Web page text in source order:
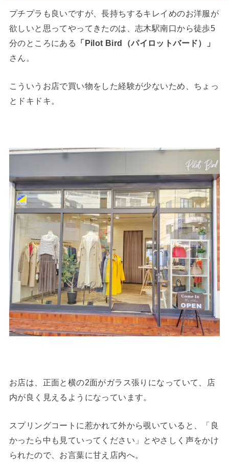
プチプラも良いですが、長持ちするキレイめのお洋服が
欲しいと思ってやってきたのは、志木駅南口から徒歩5
分のところにある
「Pilot Bird（パイロットバード）」
さん。
こういうお店で買い物をした経験が少ないため、ちょっ
とドキドキ。
お店は、正面と横の2面がガラス張りになっていて、店
内が良く見えるようになっています。
スプリングコートに惹かれて外から覗いていると、「良
かったら中も見ていってください」とやさしく声をかけ
られたので、お言葉に甘え店内へ。